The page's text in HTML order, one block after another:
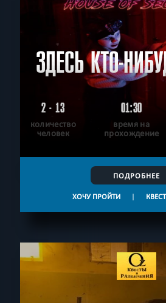
ЗДЕСЬ КТО-
2 - 13
количество
человек
01:30
время на
прохождение
ПОДРОБНЕЕ
ХОЧУ ПРОЙТИ |